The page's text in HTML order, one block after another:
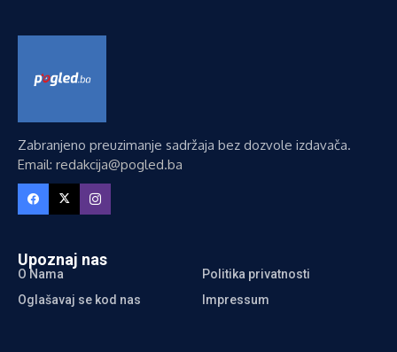
Zabranjeno preuzimanje sadržaja bez dozvole izdavača.
Email: redakcija@pogled.ba
Upoznaj nas
O Nama
Politika privatnosti
Oglašavaj se kod nas
Impressum